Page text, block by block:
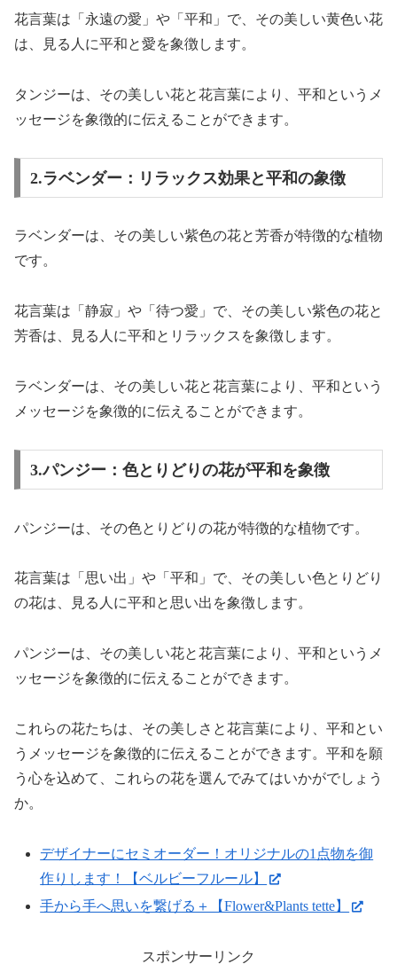
花言葉は「永遠の愛」や「平和」で、その美しい黄色い花
は、見る人に平和と愛を象徴します。
タンジーは、その美しい花と花言葉により、平和というメ
ッセージを象徴的に伝えることができます。
2.ラベンダー：リラックス効果と平和の象徴
ラベンダーは、その美しい紫色の花と芳香が特徴的な植物
です。
花言葉は「静寂」や「待つ愛」で、その美しい紫色の花と
芳香は、見る人に平和とリラックスを象徴します。
ラベンダーは、その美しい花と花言葉により、平和という
メッセージを象徴的に伝えることができます。
3.パンジー：色とりどりの花が平和を象徴
パンジーは、その色とりどりの花が特徴的な植物です。
花言葉は「思い出」や「平和」で、その美しい色とりどり
の花は、見る人に平和と思い出を象徴します。
パンジーは、その美しい花と花言葉により、平和というメ
ッセージを象徴的に伝えることができます。
これらの花たちは、その美しさと花言葉により、平和とい
うメッセージを象徴的に伝えることができます。平和を願
う心を込めて、これらの花を選んでみてはいかがでしょう
か。
デザイナーにセミオーダー！オリジナルの1点物を御
作りします！【ベルビーフルール】
手から手へ思いを繋げる＋【Flower&Plants tette】
スポンサーリンク